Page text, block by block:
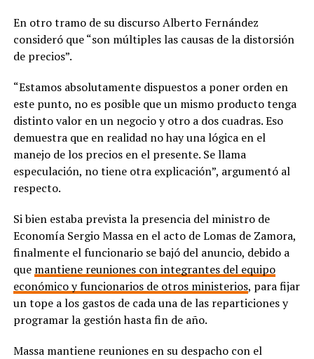
En otro tramo de su discurso Alberto Fernández
consideró que “son múltiples las causas de la distorsión
de precios”.
“Estamos absolutamente dispuestos a poner orden en
este punto, no es posible que un mismo producto tenga
distinto valor en un negocio y otro a dos cuadras. Eso
demuestra que en realidad no hay una lógica en el
manejo de los precios en el presente. Se llama
especulación, no tiene otra explicación”, argumentó al
respecto.
Si bien estaba prevista la presencia del ministro de
Economía Sergio Massa en el acto de Lomas de Zamora,
finalmente el funcionario se bajó del anuncio, debido a
que mantiene reuniones con integrantes del equipo
económico y funcionarios de otros ministerios, para fijar
un tope a los gastos de cada una de las reparticiones y
programar la gestión hasta fin de año.
Massa mantiene reuniones en su despacho con el